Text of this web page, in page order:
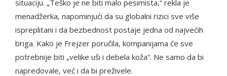
situaciju. „Teško je ne biti malo pesimista,“ rekla je
menadžerka, napominjući da su globalni rizici sve više
ispreplitani i da bezbednost postaje jedna od najvećih
briga. Kako je Frejzer poručila, kompanijama će sve
potrebnije biti „velike uši i debela koža“. Ne samo da bi
napredovale, već i da bi preživele.